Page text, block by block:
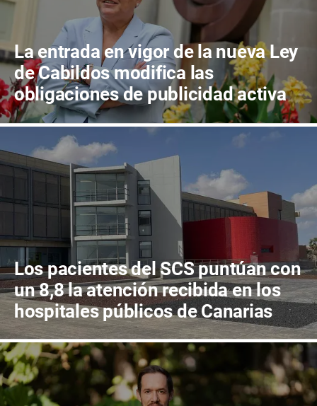
La entrada en vigor de la nueva Ley
de Cabildos modifica las
obligaciones de publicidad activa
de las corporaciones insulares y
municipales
Los pacientes del SCS puntúan con
un 8,8 la atención recibida en los
hospitales públicos de Canarias